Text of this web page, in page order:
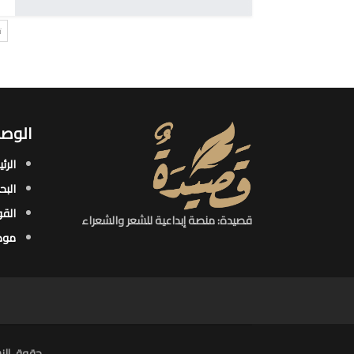
قصيدة: منصة إبداعية للشعر والشعراء